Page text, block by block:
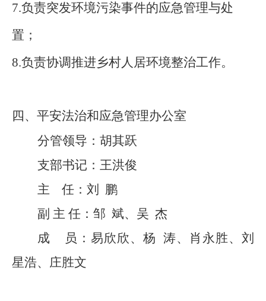
7.负责突发环境污染事件的应急管理与处
置；
8.负责协调推进乡村人居环境整治工作。
四、平安法治和应急管理办公室
分管领导： 胡其跃
支部书记 ： 王洪俊
主
任：刘
鹏
副 主 任： 邹 斌、吴 杰
成
员： 易欣欣、杨 涛、肖永胜、刘
星浩、庄胜文